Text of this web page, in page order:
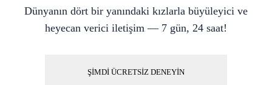
Dünyanın dört bir yanındaki kızlarla büyüleyici ve
heyecan verici iletişim — 7 gün, 24 saat!
ŞİMDİ ÜCRETSİZ DENEYİN